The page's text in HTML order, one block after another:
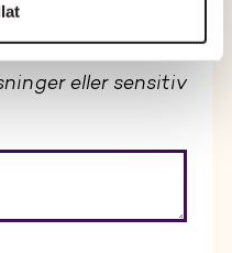
(hvis du har)
eller sensitiv